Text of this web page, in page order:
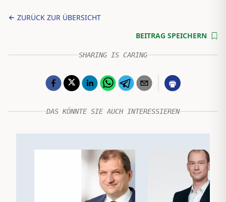
ZURÜCK ZUR ÜBERSICHT
BEITRAG SPEICHERN
SHARING IS CARING
DAS KÖNNTE SIE AUCH INTERESSIEREN